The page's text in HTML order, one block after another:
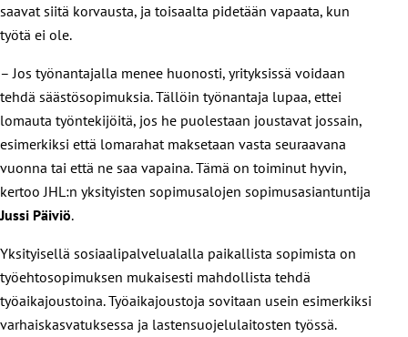
saavat siitä korvausta, ja toisaalta pidetään vapaata, kun
työtä ei ole.
– Jos työnantajalla menee huonosti, yrityksissä voidaan
tehdä säästösopimuksia. Tällöin työnantaja lupaa, ettei
lomauta työntekijöitä, jos he puolestaan joustavat jossain,
esimerkiksi että lomarahat maksetaan vasta seuraavana
vuonna tai että ne saa vapaina. Tämä on toiminut hyvin,
kertoo JHL:n yksityisten sopimusalojen sopimusasiantuntija
Jussi Päiviö.
Yksityisellä sosiaalipalvelualalla paikallista sopimista on
työehtosopimuksen mukaisesti mahdollista tehdä
työaikajoustoina. Työaikajoustoja sovitaan usein esimerkiksi
varhaiskasvatuksessa ja lastensuojelulaitosten työssä.